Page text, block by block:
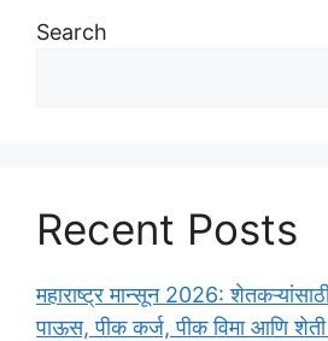
Search
Recent Posts
महाराष्ट्र मान्सून 2026:
पाऊस, पीक कर्ज, पीक विमा आणि